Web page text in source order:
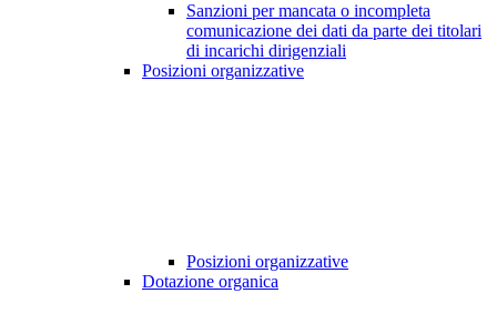
Sanzioni per mancata o incompleta
comunicazione dei dati da parte dei titolari
di incarichi dirigenziali
Posizioni organizzative
Posizioni organizzative
Dotazione organica